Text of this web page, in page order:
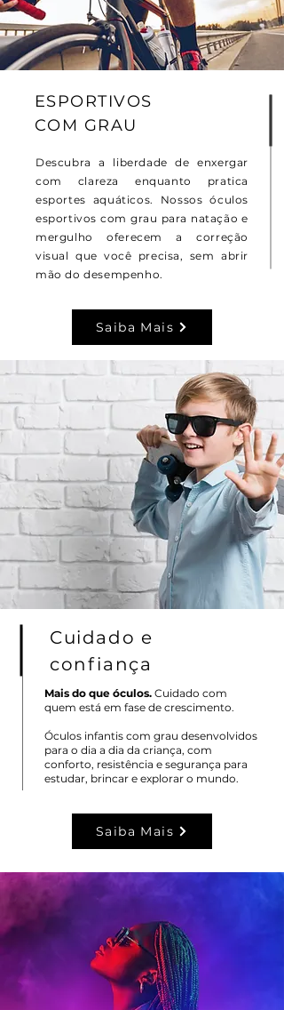
ESPORTIVOS
COM GRAU
Descubra a liberdade de enxergar
com clareza enquanto pratica
esportes aquáticos. Nossos óculos
esportivos com grau para natação e
mergulho oferecem a correção
visual que você precisa, sem abrir
mão do desempenho.
Saiba Mais
Cuidado e
confiança
Mais do que óculos. Cuidado com
quem está em fase de crescimento.
Óculos infantis com grau desenvolvidos
para o dia a dia da criança, com
conforto, resistência e segurança para
estudar, brincar e explorar o mundo.
Saiba Mais